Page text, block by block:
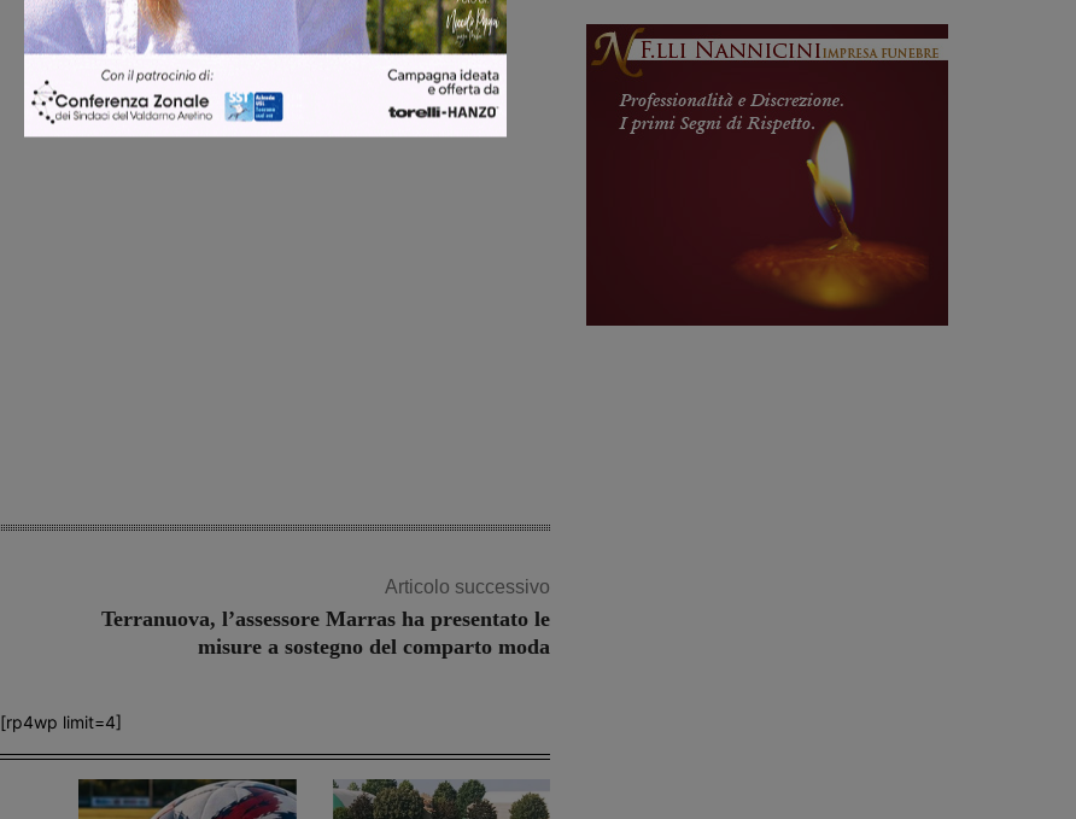
Articolo successivo
Terranuova, l’assessore Marras ha presentato le
misure a sostegno del comparto moda
[rp4wp limit=4]